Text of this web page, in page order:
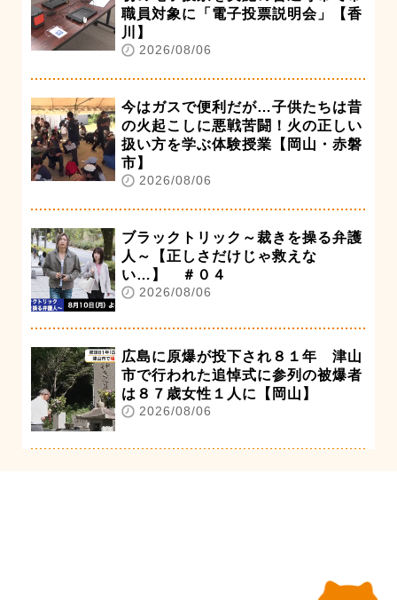
職員対象に「電子投票説明会」【香
川】
2026/08/06
今はガスで便利だが…子供たちは昔
の火起こしに悪戦苦闘！火の正しい
扱い方を学ぶ体験授業【岡山・赤磐
市】
2026/08/06
ブラックトリック～裁きを操る弁護
人～【正しさだけじゃ救えな
い…】 ＃０４
2026/08/06
広島に原爆が投下され８１年 津山
市で行われた追悼式に参列の被爆者
は８７歳女性１人に【岡山】
2026/08/06